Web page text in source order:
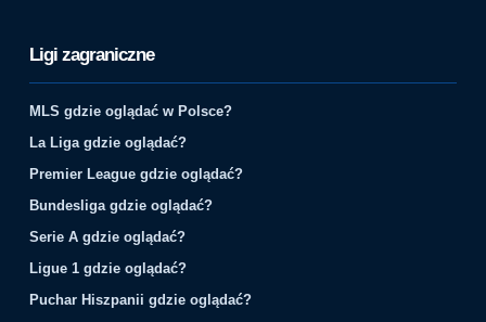
Ligi zagraniczne
MLS gdzie oglądać w Polsce?
La Liga gdzie oglądać?
Premier League gdzie oglądać?
Bundesliga gdzie oglądać?
Serie A gdzie oglądać?
Ligue 1 gdzie oglądać?
Puchar Hiszpanii gdzie oglądać?